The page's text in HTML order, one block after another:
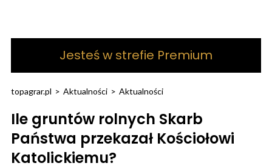
Jesteś w strefie Premium
topagrar.pl > Aktualności > Aktualności
Ile gruntów rolnych Skarb
Państwa przekazał Kościołowi
Katolickiemu?